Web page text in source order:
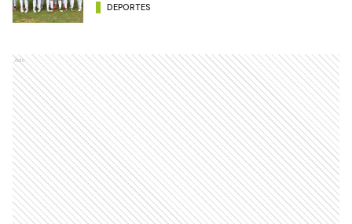
Sol recibe a Defensores y San
DEPORTES
Ads